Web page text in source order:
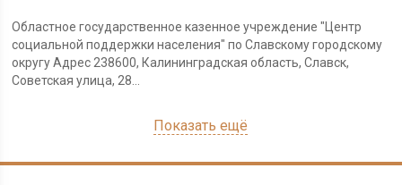
Областное государственное казенное учреждение "Центр
социальной поддержки населения" по Славскому городскому
округу Адрес 238600, Калининградская область, Славск,
Советская улица, 28...
Показать ещё